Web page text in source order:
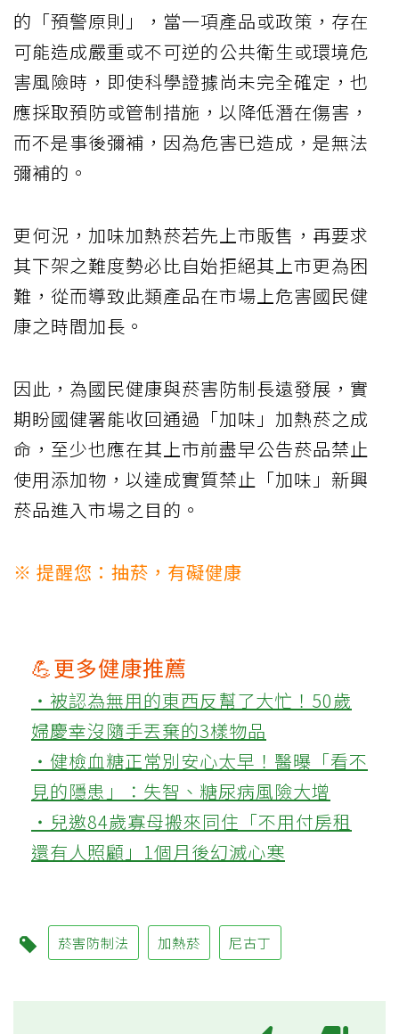
的「預警原則」，當一項產品或政策，存在
可能造成嚴重或不可逆的公共衛生或環境危
害風險時，即使科學證據尚未完全確定，也
應採取預防或管制措施，以降低潛在傷害，
而不是事後彌補，因為危害已造成，是無法
彌補的。
更何況，加味加熱菸若先上市販售，再要求
其下架之難度勢必比自始拒絕其上市更為困
難，從而導致此類產品在市場上危害國民健
康之時間加長。
因此，為國民健康與菸害防制長遠發展，實
期盼國健署能收回通過「加味」加熱菸之成
命，至少也應在其上市前盡早公告菸品禁止
使用添加物，以達成實質禁止「加味」新興
菸品進入市場之目的。
※ 提醒您：抽菸，有礙健康
💪更多健康推薦
‧被認為無用的東西反幫了大忙！50歲
婦慶幸沒隨手丟棄的3樣物品
‧健檢血糖正常別安心太早！醫曝「看不
見的隱患」：失智、糖尿病風險大增
‧兒邀84歲寡母搬來同住「不用付房租
還有人照顧」1個月後幻滅心寒
菸害防制法 加熱菸 尼古丁